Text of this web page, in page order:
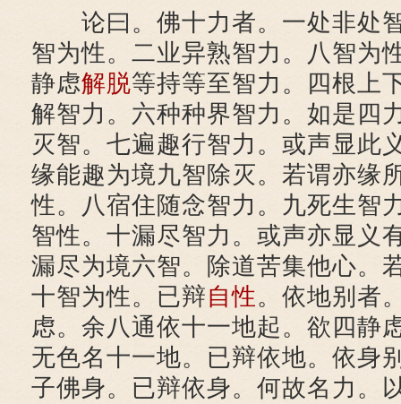
论曰。佛十力者。一处非处
智为性。二业异熟智力。八智为
静虑解脱等持等至智力。四根上
解智力。六种种界智力。如是四
灭智。七遍趣行智力。或声显此
缘能趣为境九智除灭。若谓亦缘
性。八宿住随念智力。九死生智
智性。十漏尽智力。或声亦显义
漏尽为境六智。除道苦集他心。
十智为性。已辩自性。依地别者
虑。余八通依十一地起。欲四静
无色名十一地。已辩依地。依身
子佛身。已辩依身。何故名力。